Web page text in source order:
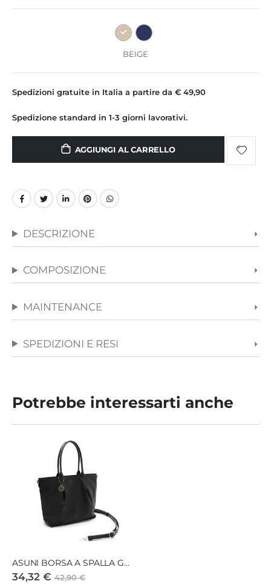
BEIGE
Spedizioni gratuite in Italia a partire da € 49,90
Spedizione standard in 1-3 giorni lavorativi.
AGGIUNGI AL CARRELLO
DESCRIZIONE
COMPOSIZIONE
MAINTENANCE
SPEDIZIONI E RESI
Potrebbe interessarti anche
ASUNI BORSA A SPALLA GRANDE
34,32 € 42,90 €